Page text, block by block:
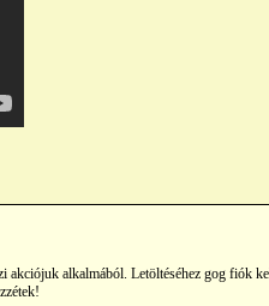
akciójuk alkalmából. Letöltéséhez gog fiók